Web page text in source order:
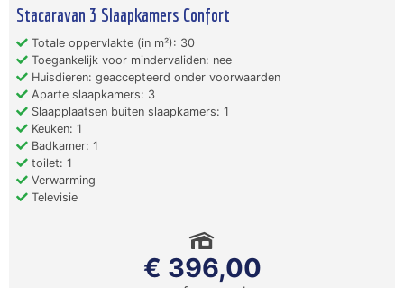
Stacaravan 3 Slaapkamers Confort
Totale oppervlakte (in m²): 30
Toegankelijk voor mindervaliden: nee
Huisdieren: geaccepteerd onder voorwaarden
Aparte slaapkamers: 3
Slaapplaatsen buiten slaapkamers: 1
Keuken: 1
Badkamer: 1
toilet: 1
Verwarming
Televisie
€ 396,00